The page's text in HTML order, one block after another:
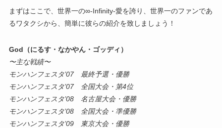
まずはここで、世界一の∞-Infinity-愛を誇り、世界一のファンであ
るワタクシから、簡単に彼らの紹介を致しましょう！
God（にるす・なかやん・ゴッディ）
〜主な戦績〜
モンハンフェスタ’07 最終予選・優勝
モンハンフェスタ’07 全国大会・第4位
モンハンフェスタ’08 名古屋大会・優勝
モンハンフェスタ’08 全国大会・準優勝
モンハンフェスタ’09 東京大会・優勝